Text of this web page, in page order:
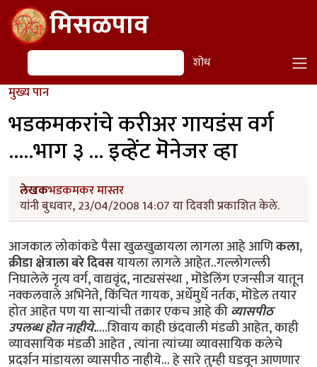
Skip to main contentमिसळपाव
शोध शोध
मुख्य पान
भडकमकरांचे करीअर गायडंस वर्ग
.....भाग ३ ... इव्हेंट मॆनेजर व्हा
लेखकभडकमकर मास्तर
यांनी बुधवार, 23/04/2008 14:07 या दिवशी प्रकाशित केले.
आजकाल लोकांकडे पैसा खुळखुळायला लागला आहे आणिकला,
क्रीडा क्षेत्राला बरे दिवसयायला लागले आहेत..गल्लोगल्ली
निघालेले नृत्य वर्ग, वाद्यवृंद, नाट्यसंस्था , मॊडेलिंग एजन्सीज यातून
नक्कलवाले अभिनेते, किंचित गायक, अर्धेमुर्धे नर्तक, मॊडेल तयार
होत आहेत पण या सार्‍यांची तक्रार एकच आहे कीव्यासपीठ
उपलब्ध होत नाहीये.....शिवाय काही छंदवाली मंडळी आहेत, काही
व्यावसायिक मंडळी आहेत , त्यांना त्यांच्या व्यावसायिक कलेचे
प्रदर्शन मांडायला व्यासपीठ नाहीये... हे सारे तुम्ही घडवून आणणार